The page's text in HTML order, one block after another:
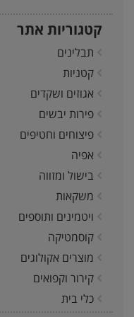
קטגוריות אתר
תבלינים
קטניות
אגוזים ושקדים
פירות יבשים
פיצוחים וחטיפים
אפיה
בישול ומזווה
משקאות
ויטמינים ותוספים
קוסמטיקה
מוצרים אקולוגים
קירור וקפואים
כלי בית